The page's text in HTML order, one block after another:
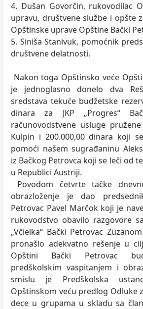
4. Dušan Govorčin, rukovodilac
upravu, društvene službe i opšte
Opštinske uprave Opštine Bački
5. Siniša Stanivuk, pomoćnik
društvene delatnosti.
Nakon toga Opštinsko veće
je jednoglasno donelo dva
sredstava tekuće budžetske
dinara za JKP „Progres“
računovodstvene usluge
Kulpin i 200.000,00 dinara koji
pomoći našem sugrađaninu
iz Bačkog Petrovca koji se leči od
u Republici Austriji.
Povodom četvrte tačke
obrazloženje je dao
Petrovac Pavel Marčok koji je
rukovodstvo obavilo razgovore
„Včielka“ Bački Petrovac
pronašlo adekvatno rešenje u
Opštini Bački Petrovac
predškolskim vaspitanjem i
smislu je Predškolska
Opštinskom veću predlog Odluke
dece u grupama u skladu sa